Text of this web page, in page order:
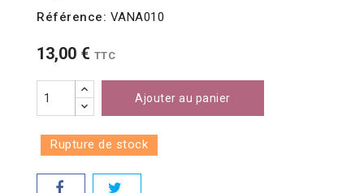
Référence: VANA010
13,00 € TTC
Ajouter au panier
Rupture de stock